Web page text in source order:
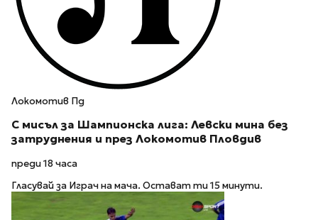
Локомотив Пд
С мисъл за Шампионска лига: Левски мина без
затруднения и през Локомотив Пловдив
преди 18 часа
Гласувай за Играч на мача. Остават ти 15 минути.